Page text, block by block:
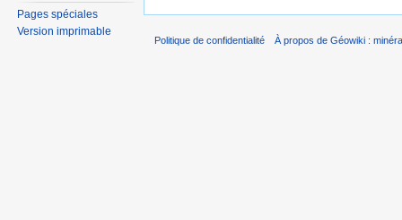
Pages spéciales
Version imprimable
Politique de confidentialité À propos de Géowiki :